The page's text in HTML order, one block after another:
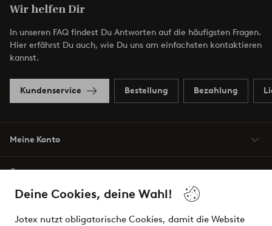
Deine Cookies, deine Wahl!
Jotex nutzt obligatorische Cookies, damit die Website
Wir helfen Dir
In unseren FAQ findest Du Antworten auf die häufigsten Fragen.
Hier erfährst Du auch, wie Du uns am einfachsten kontaktieren
kannst.
Kundenservice Bestellung Bezahlung
Meine Konto